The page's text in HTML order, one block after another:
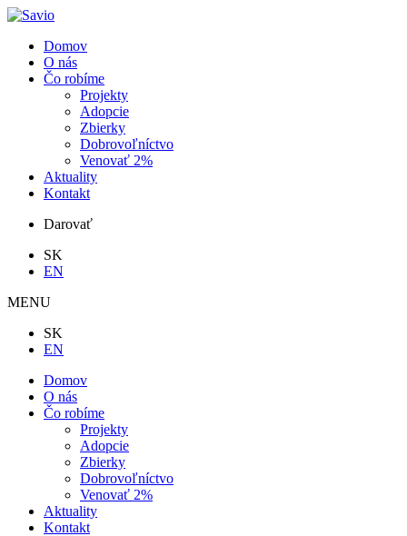
Domov
O nás
Čo robíme
Projekty
Adopcie
Zbierky
Dobrovoľníctvo
Venovať 2%
Aktuality
Kontakt
Darovať
SK
EN
MENU
SK
EN
Domov
O nás
Čo robíme
Projekty
Adopcie
Zbierky
Dobrovoľníctvo
Venovať 2%
Aktuality
Kontakt